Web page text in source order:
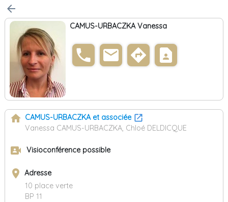
arrow_back
CAMUS-URBACZKA Vanessa
phone email directions contact_page
home CAMUS-URBACZKA et associée
Vanessa CAMUS-URBACZKA, Chloé DELDICQUE
video_camera_front Visioconférence possible
place Adresse
10 place verte
BP 11